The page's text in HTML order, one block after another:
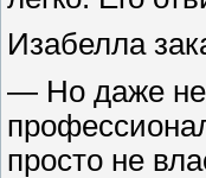
Изабелла
— Но даже
просто не